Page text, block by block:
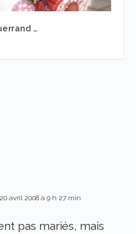
…
avril 2008 à 9 h 27 min
pas mariés, mais